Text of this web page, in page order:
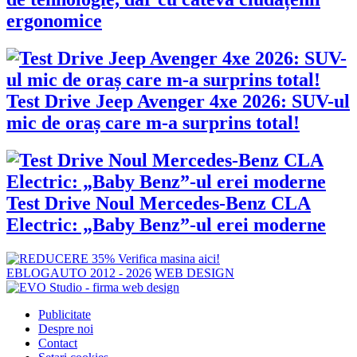
ergonomice
Test Drive Jeep Avenger 4xe 2026: SUV-ul
mic de oraș care m-a surprins total!
Test Drive Noul Mercedes-Benz CLA
Electric: „Baby Benz”-ul erei moderne
EBLOGAUTO 2012 - 2026 WEB DESIGN
Publicitate
Despre noi
Contact